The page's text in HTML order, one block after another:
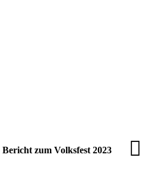
zum Volksfest 2023